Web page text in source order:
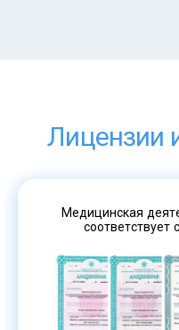
Лицензии
Медицинская